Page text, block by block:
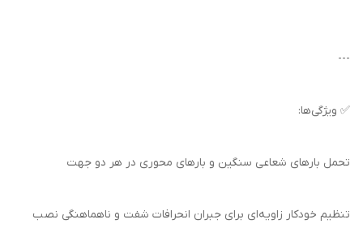
---
✅ ویژگی‌ها:
تحمل بارهای شعاعی سنگین و بارهای محوری در هر دو جهت
تنظیم خودکار زاویه‌ای برای جبران انحرافات شفت و ناهماهنگی نصب